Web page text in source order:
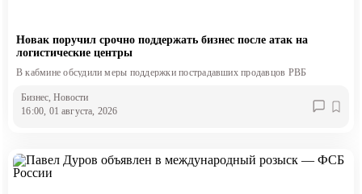
Новак поручил срочно поддержать бизнес после атак на
логистические центры
В кабмине обсудили меры поддержки пострадавших продавцов РВБ
Бизнес, Новости
16:00, 01 августа, 2026